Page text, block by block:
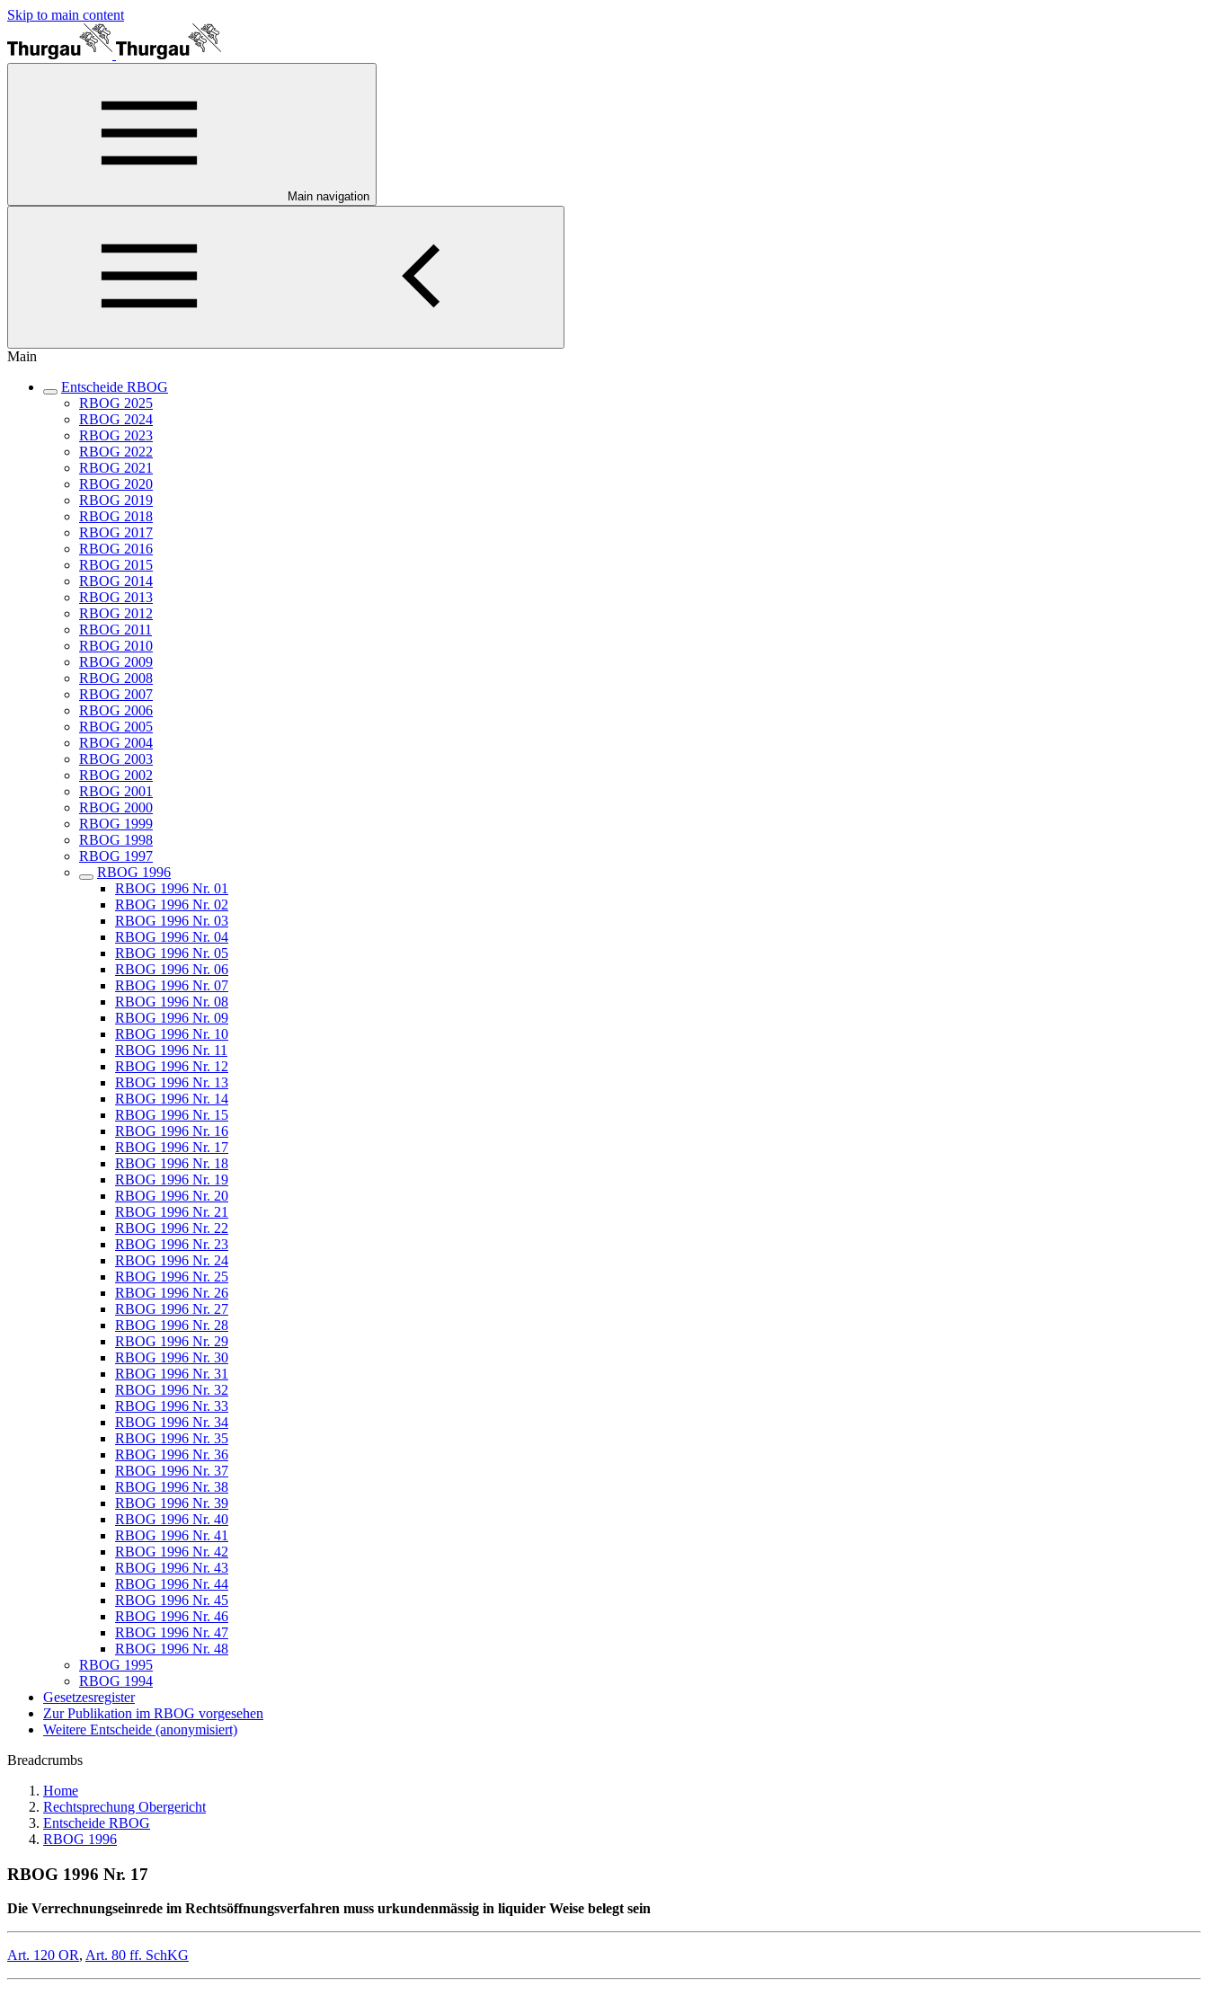
Skip to main content
Main navigation
Main
Entscheide RBOG
RBOG 2025
RBOG 2024
RBOG 2023
RBOG 2022
RBOG 2021
RBOG 2020
RBOG 2019
RBOG 2018
RBOG 2017
RBOG 2016
RBOG 2015
RBOG 2014
RBOG 2013
RBOG 2012
RBOG 2011
RBOG 2010
RBOG 2009
RBOG 2008
RBOG 2007
RBOG 2006
RBOG 2005
RBOG 2004
RBOG 2003
RBOG 2002
RBOG 2001
RBOG 2000
RBOG 1999
RBOG 1998
RBOG 1997
RBOG 1996
RBOG 1996 Nr. 01
RBOG 1996 Nr. 02
RBOG 1996 Nr. 03
RBOG 1996 Nr. 04
RBOG 1996 Nr. 05
RBOG 1996 Nr. 06
RBOG 1996 Nr. 07
RBOG 1996 Nr. 08
RBOG 1996 Nr. 09
RBOG 1996 Nr. 10
RBOG 1996 Nr. 11
RBOG 1996 Nr. 12
RBOG 1996 Nr. 13
RBOG 1996 Nr. 14
RBOG 1996 Nr. 15
RBOG 1996 Nr. 16
RBOG 1996 Nr. 17
RBOG 1996 Nr. 18
RBOG 1996 Nr. 19
RBOG 1996 Nr. 20
RBOG 1996 Nr. 21
RBOG 1996 Nr. 22
RBOG 1996 Nr. 23
RBOG 1996 Nr. 24
RBOG 1996 Nr. 25
RBOG 1996 Nr. 26
RBOG 1996 Nr. 27
RBOG 1996 Nr. 28
RBOG 1996 Nr. 29
RBOG 1996 Nr. 30
RBOG 1996 Nr. 31
RBOG 1996 Nr. 32
RBOG 1996 Nr. 33
RBOG 1996 Nr. 34
RBOG 1996 Nr. 35
RBOG 1996 Nr. 36
RBOG 1996 Nr. 37
RBOG 1996 Nr. 38
RBOG 1996 Nr. 39
RBOG 1996 Nr. 40
RBOG 1996 Nr. 41
RBOG 1996 Nr. 42
RBOG 1996 Nr. 43
RBOG 1996 Nr. 44
RBOG 1996 Nr. 45
RBOG 1996 Nr. 46
RBOG 1996 Nr. 47
RBOG 1996 Nr. 48
RBOG 1995
RBOG 1994
Gesetzesregister
Zur Publikation im RBOG vorgesehen
Weitere Entscheide (anonymisiert)
Breadcrumbs
Home
Rechtsprechung Obergericht
Entscheide RBOG
RBOG 1996
RBOG 1996 Nr. 17
Die Verrechnungseinrede im Rechtsöffnungsverfahren muss urkundenmässig in liquider Weise belegt sein
Art. 120 OR, Art. 80 ff. SchKG